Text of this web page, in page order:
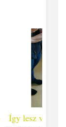
borász #25